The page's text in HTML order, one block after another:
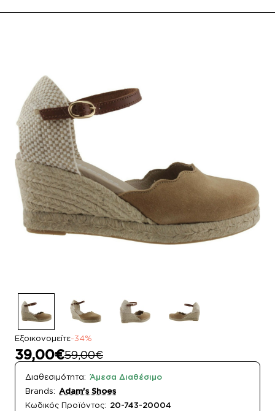
Εξοικονομείτε-34%
39,00€59,00€
Διαθεσιμότητα: Άμεσα Διαθέσιμο
Brands: Adam's Shoes
Κωδικός Προϊόντος: 20-743-20004